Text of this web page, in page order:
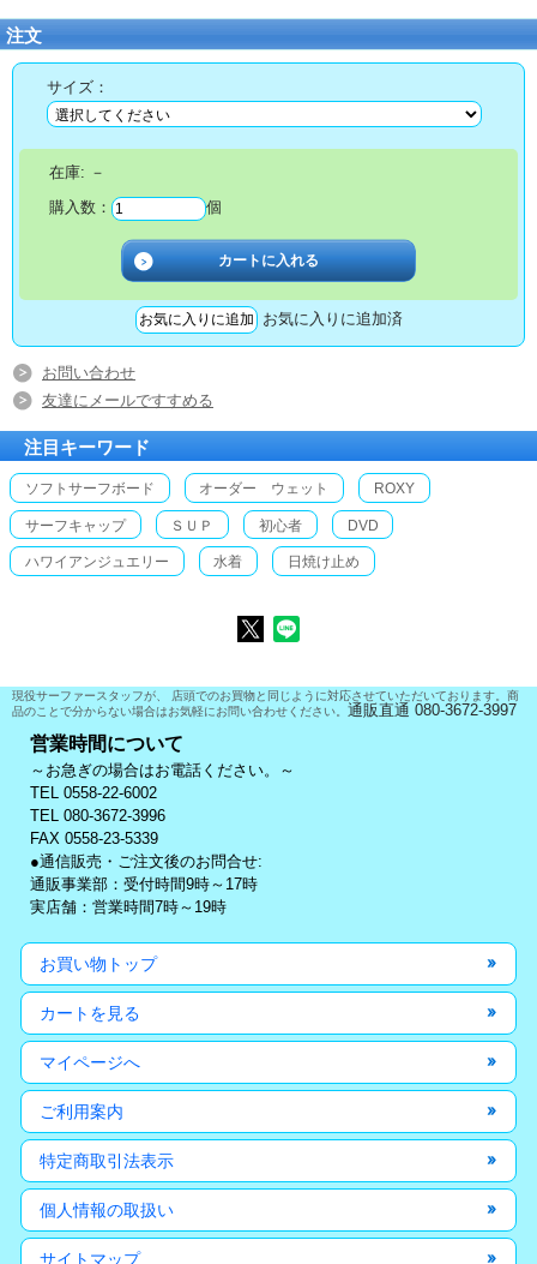
注文
サイズ：
在庫: －
購入数：
個
お気に入りに追加済
お問い合わせ
友達にメールですすめる
注目キーワード
ソフトサーフボード オーダー ウェット ROXY
サーフキャップ ＳＵＰ 初心者 DVD
ハワイアンジュエリー 水着 日焼け止め
現役サーファースタッフが、 店頭でのお買物と同じように対応させていただいております。商
品のことで分からない場合はお気軽にお問い合わせください。 通販直通 080-3672-3997
営業時間について
～お急ぎの場合はお電話ください。～
TEL 0558-22-6002
TEL 080-3672-3996
FAX 0558-23-5339
●通信販売・ご注文後のお問合せ:
通販事業部：受付時間9時～17時
実店舗：営業時間7時～19時
お買い物トップ
カートを見る
マイページへ
ご利用案内
特定商取引法表示
個人情報の取扱い
サイトマップ